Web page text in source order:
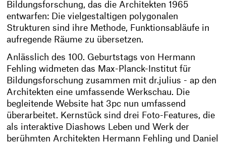
Bildungsforschung, das die Architekten 1965
entwarfen: Die vielgestaltigen polygonalen
Strukturen sind ihre Methode, Funktionsabläufe in
aufregende Räume zu übersetzen.
Anlässlich des 100. Geburtstags von Hermann
Fehling widmeten das Max-Planck-Institut für
Bildungsforschung zusammen mit dr.julius - ap den
Architekten eine umfassende Werkschau. Die
begleitende Website hat 3pc nun umfassend
überarbeitet. Kernstück sind drei Foto-Features, die
als interaktive Diashows Leben und Werk der
berühmten Architekten Hermann Fehling und Daniel